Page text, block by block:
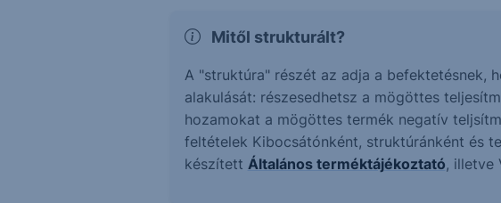
Mitől strukturált?
A "struktúra" részét az adja a befektetésnek,
alakulását: részesedhetsz a mögöttes
hozamokat a mögöttes termék negatív
feltételek Kibocsátónként, struktúránként és
készített Általános terméktájékoztató, illetve